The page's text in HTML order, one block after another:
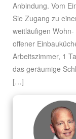
Anbindung. Vom
Sie Zugang zu
weitläufigen
offener
Arbeitszimmer, 1
das geräumige
[…]